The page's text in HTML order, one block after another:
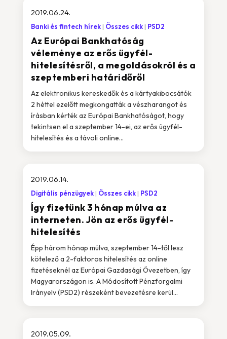
Az Európai Bankhatóság
véleménye az erős ügyfél-
hitelesítésről, a megoldásokról és a
szeptemberi határidőről
2019.06.24.
Banki és fintech hírek Összes cikk PSD2
Az elektronikus kereskedők és a kártyakibocsátók
2 héttel ezelőtt megkongatták a vészharangot és
írásban kérték az Európai Bankhatóságot, hogy
tekintsen el a szeptember 14-ei, az erős ügyfél-
hitelesítés és a távoli online...
Így fizetünk 3 hónap múlva az
interneten. Jön az erős ügyfél-
hitelesítés
2019.06.14.
Digitális pénzügyek Összes cikk PSD2
Épp három hónap múlva, szeptember 14-től lesz
kötelező a 2-faktoros hitelesítés az online
fizetéseknél az Európai Gazdasági Övezetben, így
Magyarországon is. A Módosított Pénzforgalmi
Irányelv (PSD2) részeként bevezetésre kerül...
2019.05.09.